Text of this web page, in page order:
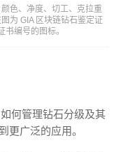
色、净度、切工、克拉重
为 GIA 区块链钻石鉴定证
编号的图标。
何管理钻石分级及其
更广泛的应用。